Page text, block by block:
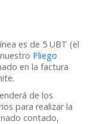
es de 5 UBT (el
Pliego
en la factura
de los
para realizar la
contado,